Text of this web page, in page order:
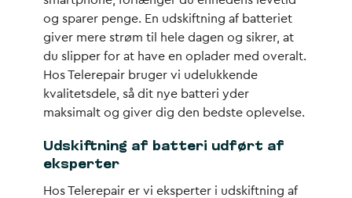
og sparer penge. En udskiftning af batteriet
giver mere strøm til hele dagen og sikrer, at
du slipper for at have en oplader med overalt.
Hos Telerepair bruger vi udelukkende
kvalitetsdele, så dit nye batteri yder
maksimalt og giver dig den bedste oplevelse.
Udskiftning af batteri udført af
eksperter
Hos Telerepair er vi eksperter i udskiftning af